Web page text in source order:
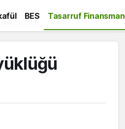
BES Tasarruf Finansman